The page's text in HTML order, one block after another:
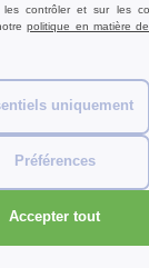
Violet S en gros
les contrôler et sur les
politique en matière
uniquement
Préférences
Accepter tout